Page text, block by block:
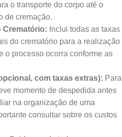
o transporte do corpo até o
de cremação.
Crematório: Inclui todas as taxas
do crematório para a realização
o processo ocorra conforme as
com taxas extras): Para
momento de despedida antes
na organização de uma
consultar sobre os custos